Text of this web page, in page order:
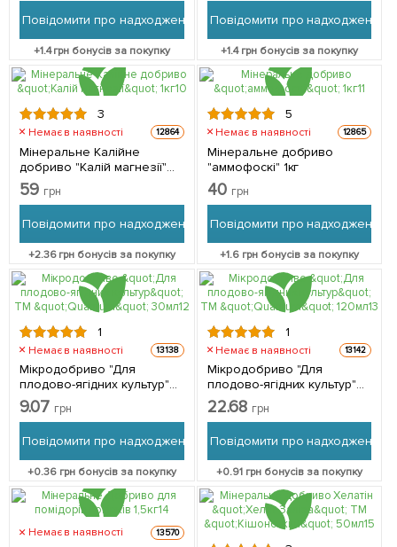
Повідомити про надходження
+1.4грн бонусів за покупку
Повідомити про надходження
+1.4грн бонусів за покупку
3
Немає в наявності 12864
Мінеральне Калійне
добриво "Калій магнезії"
1кг
59 грн
Повідомити про надходження
+2.36грн бонусів за покупку
5
Немає в наявності 12865
Мінеральне добриво
"аммофоскі" 1кг
40 грн
Повідомити про надходження
+1.6 грн бонусів за покупку
1
Немає в наявності 13138
Мікродобриво "Для
плодово-ягідних культур"
ТМ "Quantum" 30мл
9.07 грн
Повідомити про надходження
+0.36 грн бонусів за покупку
1
Немає в наявності 13142
Мікродобриво "Для
плодово-ягідних культур"
ТМ "Quantum" 120мл
22.68 грн
Повідомити про надходження
+0.91 грн бонусів за покупку
Немає в наявності 13570